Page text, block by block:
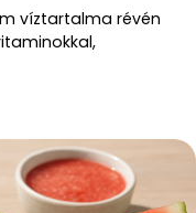
víztartalma révén